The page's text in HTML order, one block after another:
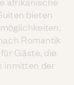
bieten
Romantik
Gäste, die
inmitten der